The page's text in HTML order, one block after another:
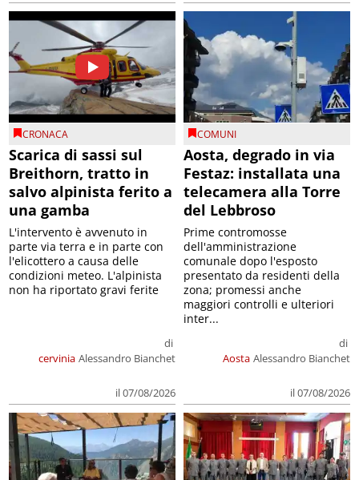
CRONACA
Scarica di sassi sul
Breithorn, tratto in
salvo alpinista ferito a
una gamba
cervinia
di
Alessandro Bianchet
il 07/08/2026
L'intervento è avvenuto in
parte via terra e in parte con
l'elicottero a causa delle
condizioni meteo. L'alpinista
non ha riportato gravi ferite
COMUNI
Aosta, degrado in via
Festaz: installata una
telecamera alla Torre
del Lebbroso
Aosta
di
Alessandro Bianchet
il 07/08/2026
Prime contromosse
dell'amministrazione
comunale dopo l'esposto
presentato da residenti della
zona; promessi anche
maggiori controlli e ulteriori
inter...